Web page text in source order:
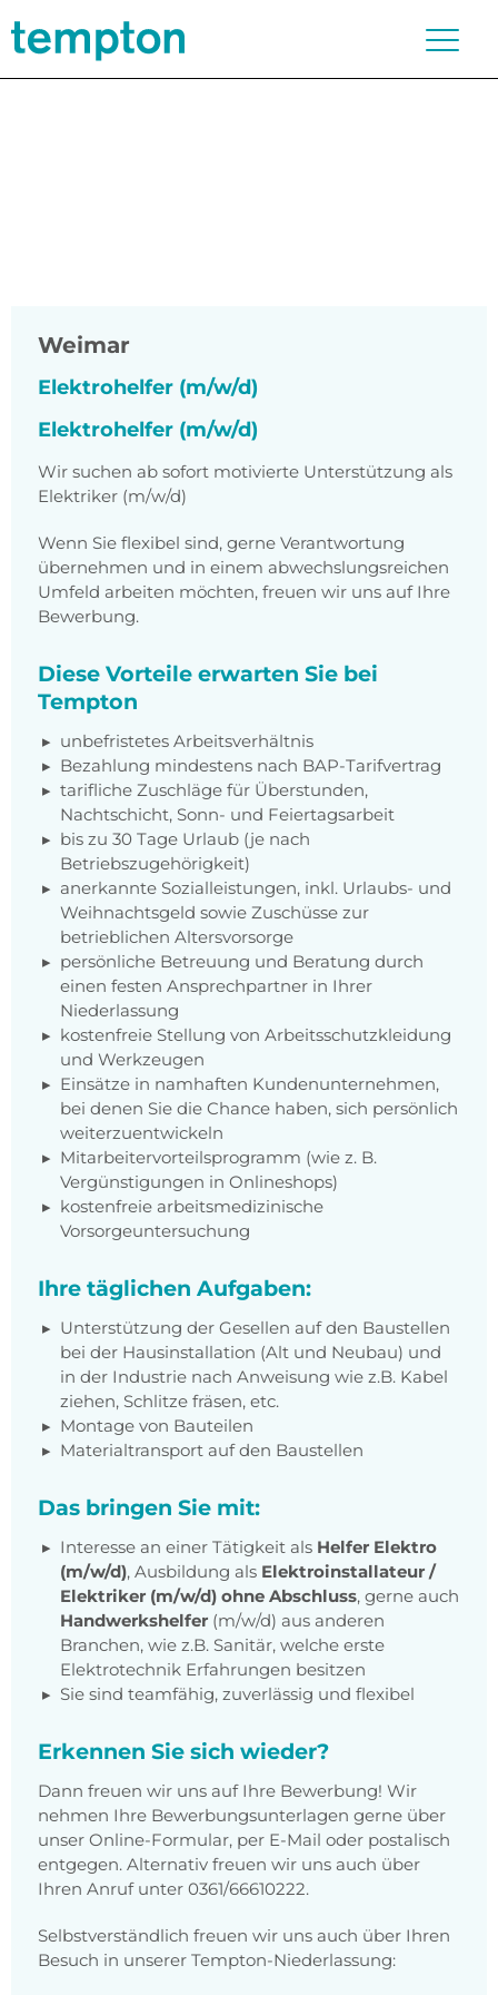
Weimar
Elektrohelfer (m/w/d)
Elektrohelfer (m/w/d)
Wir suchen ab sofort motivierte Unterstützung als
Elektriker (m/w/d)
Wenn Sie flexibel sind, gerne Verantwortung
übernehmen und in einem abwechslungsreichen
Umfeld arbeiten möchten, freuen wir uns auf Ihre
Bewerbung.
Diese Vorteile erwarten Sie bei
Tempton
unbefristetes Arbeitsverhältnis
Bezahlung mindestens nach BAP-Tarifvertrag
tarifliche Zuschläge für Überstunden,
Nachtschicht, Sonn- und Feiertagsarbeit
bis zu 30 Tage Urlaub (je nach
Betriebszugehörigkeit)
anerkannte Sozialleistungen, inkl. Urlaubs- und
Weihnachtsgeld sowie Zuschüsse zur
betrieblichen Altersvorsorge
persönliche Betreuung und Beratung durch
einen festen Ansprechpartner in Ihrer
Niederlassung
kostenfreie Stellung von Arbeitsschutzkleidung
und Werkzeugen
Einsätze in namhaften Kundenunternehmen,
bei denen Sie die Chance haben, sich persönlich
weiterzuentwickeln
Mitarbeitervorteilsprogramm (wie z. B.
Vergünstigungen in Onlineshops)
kostenfreie arbeitsmedizinische
Vorsorgeuntersuchung
Ihre täglichen Aufgaben:
Unterstützung der Gesellen auf den Baustellen
bei der Hausinstallation (Alt und Neubau) und
in der Industrie nach Anweisung wie z.B. Kabel
ziehen, Schlitze fräsen, etc.
Montage von Bauteilen
Materialtransport auf den Baustellen
Das bringen Sie mit:
Interesse an einer Tätigkeit als Helfer Elektro
(m/w/d), Ausbildung als Elektroinstallateur /
Elektriker (m/w/d) ohne Abschluss, gerne auch
Handwerkshelfer (m/w/d) aus anderen
Branchen, wie z.B. Sanitär, welche erste
Elektrotechnik Erfahrungen besitzen
Sie sind teamfähig, zuverlässig und flexibel
Erkennen Sie sich wieder?
Dann freuen wir uns auf Ihre Bewerbung! Wir
nehmen Ihre Bewerbungsunterlagen gerne über
unser Online-Formular, per E-Mail oder postalisch
entgegen. Alternativ freuen wir uns auch über
Ihren Anruf unter 0361/66610222.
Selbstverständlich freuen wir uns auch über Ihren
Besuch in unserer Tempton-Niederlassung: